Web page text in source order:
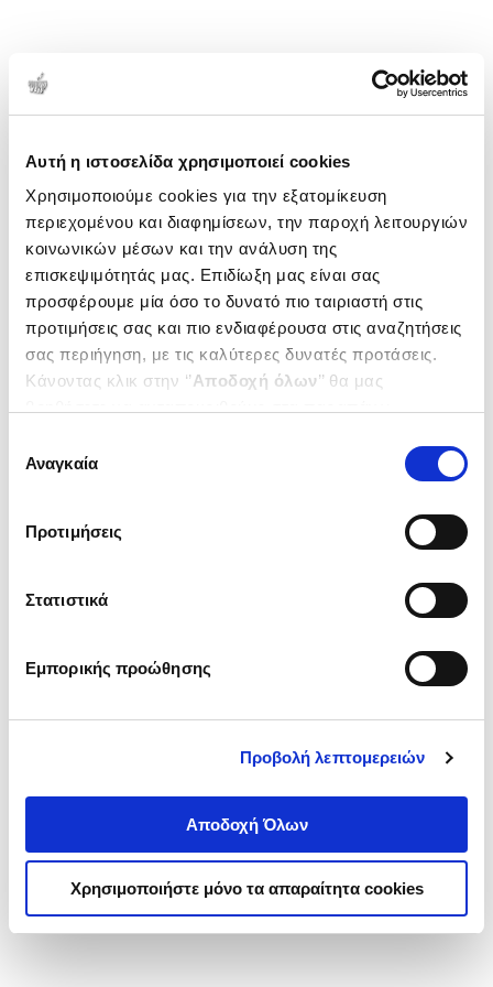
Αυτή η ιστοσελίδα χρησιμοποιεί cookies
Χρησιμοποιούμε cookies για την εξατομίκευση
περιεχομένου και διαφημίσεων, την παροχή λειτουργιών
κοινωνικών μέσων και την ανάλυση της
επισκεψιμότητάς μας. Επιδίωξη μας είναι σας
προσφέρουμε μία όσο το δυνατό πιο ταιριαστή στις
προτιμήσεις σας και πιο ενδιαφέρουσα στις αναζητήσεις
σας περιήγηση, με τις καλύτερες δυνατές προτάσεις.
Κάνοντας κλικ στην ‘’Αποδοχή όλων’’ θα μας
ενδιαφέρουν και να επιλέξετε από τα παρακάτω με την
΄΄και να ενημερωθείτε σχετικά με
συγκατάθεσης
Αναγκαία
Προτιμήσεις
Στατιστικά
Εμπορικής προώθησης
Προβολή λεπτομερειών
Αποδοχή Όλων
Χρησιμοποιήστε μόνο τα απαραίτητα cookies